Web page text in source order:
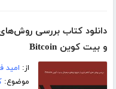
دانلود کتاب بررسی روش‌های
و بیت کوین Bitcoin
از: امید
موضوع: